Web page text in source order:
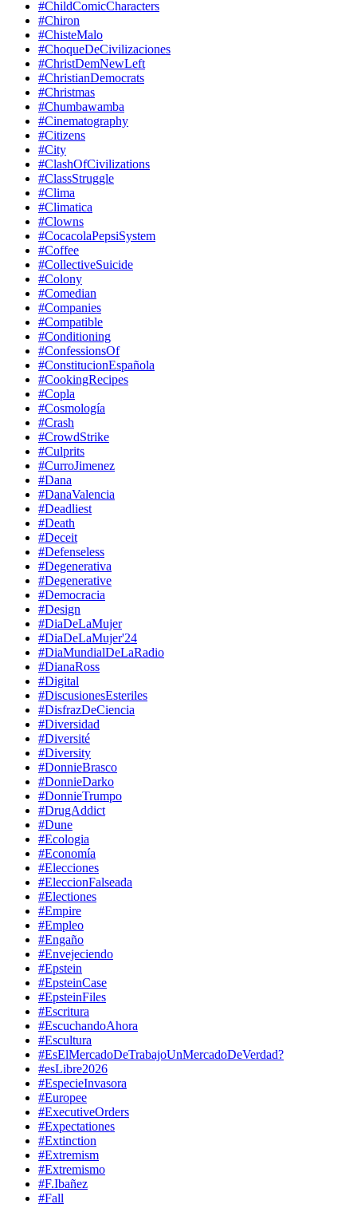
#ChildComicCharacters
#Chiron
#ChisteMalo
#ChoqueDeCivilizaciones
#ChristDemNewLeft
#ChristianDemocrats
#Christmas
#Chumbawamba
#Cinematography
#Citizens
#City
#ClashOfCivilizations
#ClassStruggle
#Clima
#Climatica
#Clowns
#CocacolaPepsiSystem
#Coffee
#CollectiveSuicide
#Colony
#Comedian
#Companies
#Compatible
#Conditioning
#ConfessionsOf
#ConstitucionEspañola
#CookingRecipes
#Copla
#Cosmología
#Crash
#CrowdStrike
#Culprits
#CurroJimenez
#Dana
#DanaValencia
#Deadliest
#Death
#Deceit
#Defenseless
#Degenerativa
#Degenerative
#Democracia
#Design
#DiaDeLaMujer
#DiaDeLaMujer'24
#DiaMundialDeLaRadio
#DianaRoss
#Digital
#DiscusionesEsteriles
#DisfrazDeCiencia
#Diversidad
#Diversité
#Diversity
#DonnieBrasco
#DonnieDarko
#DonnieTrumpo
#DrugAddict
#Dune
#Ecologia
#Economía
#Elecciones
#EleccionFalseada
#Electiones
#Empire
#Empleo
#Engaño
#Envejeciendo
#Epstein
#EpsteinCase
#EpsteinFiles
#Escritura
#EscuchandoAhora
#Escultura
#EsElMercadoDeTrabajoUnMercadoDeVerdad?
#esLibre2026
#EspecieInvasora
#Europee
#ExecutiveOrders
#Expectationes
#Extinction
#Extremism
#Extremismo
#F.Ibañez
#Fall